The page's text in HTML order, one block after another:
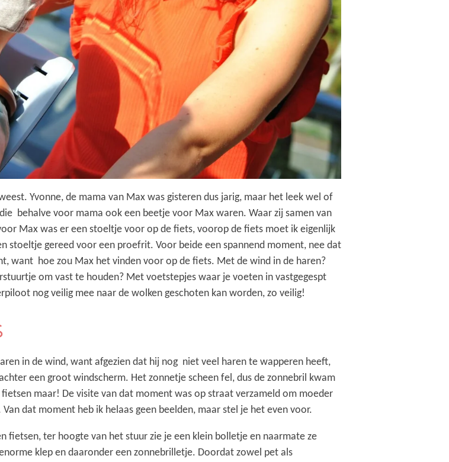
Yvonne, de mama van Max was gisteren dus jarig, maar het leek wel of
behalve voor mama ook een beetje voor Max waren. Waar zij samen van
Max was er een stoeltje voor op de fiets, voorop de fiets moet ik eigenlijk
stoeltje gereed voor een proefrit. Voor beide een spannend moment, nee dat
want hoe zou Max het vinden voor op de fiets. Met de wind in de haren?
om vast te houden? Met voetstepjes waar je voeten in vastgegespt
nog veilig mee naar de wolken geschoten kan worden, zo veilig!
in de wind, want afgezien dat hij nog niet veel haren te wapperen heeft,
een groot windscherm. Het zonnetje scheen fel, dus de zonnebril kwam
maar! De visite van dat moment was op straat verzameld om moeder
dat moment heb ik helaas geen beelden, maar stel je het even voor.
fietsen, ter hoogte van het stuur zie je een klein bolletje en naarmate ze
klep en daaronder een zonnebrilletje. Doordat zowel pet als